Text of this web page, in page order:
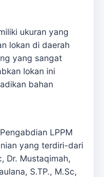
ukuran yang
lokan di daerah
yang sangat
lokan ini
bahan
LPPM
yang terdiri-dari
Dr. Mustaqimah,
S.TP., M.Sc,